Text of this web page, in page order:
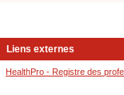
Liens externes
HealthPro - Registre des